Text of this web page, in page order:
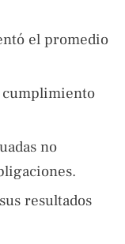
el promedio
no
resultados